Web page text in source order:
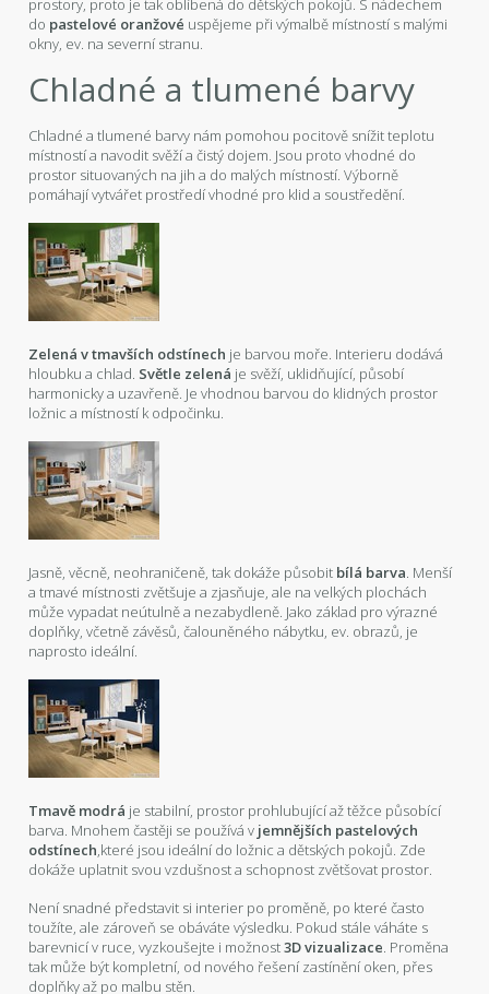
prostory, proto je tak oblíbená do dětských pokojů. S nádechem
do pastelové oranžové uspějeme při výmalbě místností s malými
okny, ev. na severní stranu.
Chladné a tlumené barvy
Chladné a tlumené barvy nám pomohou pocitově snížit teplotu
místností a navodit svěží a čistý dojem. Jsou proto vhodné do
prostor situovaných na jih a do malých místností. Výborně
pomáhají vytvářet prostředí vhodné pro klid a soustředění.
Zelená v tmavších odstínech je barvou moře. Interieru dodává
hloubku a chlad. Světle zelená je svěží, uklidňující, působí
harmonicky a uzavřeně. Je vhodnou barvou do klidných prostor
ložnic a místností k odpočinku.
Jasně, věcně, neohraničeně, tak dokáže působit bílá barva. Menší
a tmavé místnosti zvětšuje a zjasňuje, ale na velkých plochách
může vypadat neútulně a nezabydleně. Jako základ pro výrazné
doplňky, včetně závěsů, čalouněného nábytku, ev. obrazů, je
naprosto ideální.
Tmavě modrá je stabilní, prostor prohlubující až těžce působící
barva. Mnohem častěji se používá v jemnějších pastelových
odstínech,které jsou ideální do ložnic a dětských pokojů. Zde
dokáže uplatnit svou vzdušnost a schopnost zvětšovat prostor.
Není snadné představit si interier po proměně, po které často
toužíte, ale zároveň se obáváte výsledku. Pokud stále váháte s
barevnicí v ruce, vyzkoušejte i možnost3D vizualizace. Proměna
tak může být kompletní, od nového řešení zastínění oken, přes
doplňky až po malbu stěn.